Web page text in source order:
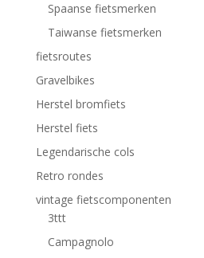
Spaanse fietsmerken
Taiwanse fietsmerken
fietsroutes
Gravelbikes
Herstel bromfiets
Herstel fiets
Legendarische cols
Retro rondes
vintage fietscomponenten
3ttt
Campagnolo